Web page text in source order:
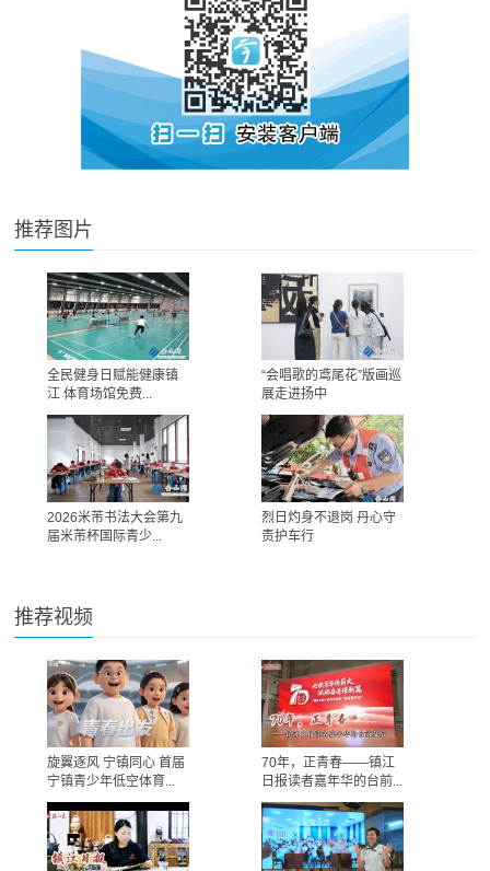
推荐图片
全民健身日赋能健康镇
江 体育场馆免费...
“会唱歌的鸢尾花”版画巡
展走进扬中
2026米芾书法大会第九
届米芾杯国际青少...
烈日灼身不退岗 丹心守
责护车行
推荐视频
旋翼逐风 宁镇同心 首届
宁镇青少年低空体育...
70年，正青春——镇江
日报读者嘉年华的台前...